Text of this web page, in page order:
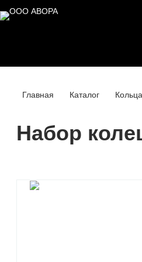
Главная Каталог
Набор